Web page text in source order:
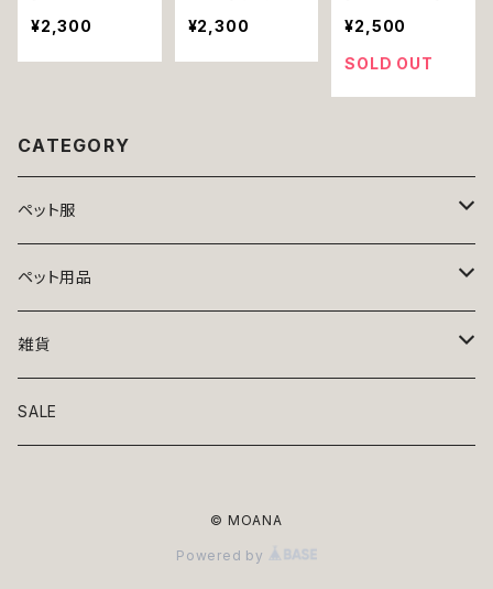
ウェア
B24 ニット セー
ター タートル ざ
っくり 編み グレ
ップス 小型 犬
猫 ペット 服 犬
服 猫服 犬の服
エア ドッグウェ
ア
¥2,300
ー ローネック ブ
ラック 小型 犬
猫 ペット 服 犬
ーデ
¥2,300
タートルトップス
グレー ストロベ
リー イチゴ 苺
服 犬服 キュー
ト 返品交換不可
¥2,500
SOLD OUT
CATEGORY
ペット服
トップス
ニット
アロハ
ボトムス
ワンピース
ペット用品
ベッド
リード・首輪
雑貨
アート
SALE
© MOANA
Powered by